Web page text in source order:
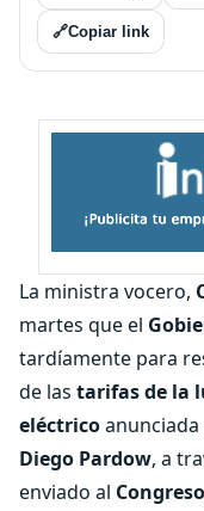
🔗Copiar link
La ministra vocero,
martes que el
tardíamente para
de las tarifas de la
eléctrico
Diego Pardow, a
enviado al Congreso